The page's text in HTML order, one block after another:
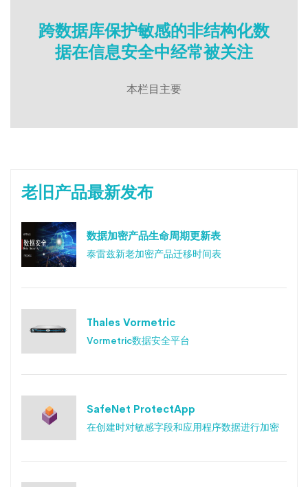
跨数据库保护敏感的非结构化数
据在信息安全中经常被关注
本栏目主要
老旧产品最新发布
数据加密产品生命周期更新表
泰雷兹新老加密产品迁移时间表
Thales Vormetric
Vormetric数据安全平台
SafeNet ProtectApp
在创建时对敏感字段和应用程序数据进行加密